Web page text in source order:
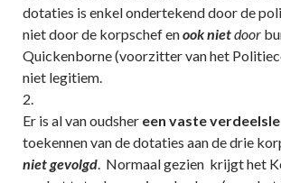
dotaties is enkel ondertekend door de
niet door de korpschef enook nietdoor
Quickenborne (voorzitter van het
niet legitiem.
2.
Er is al van oudsher een vaste
toekennen van de dotaties aan de drie
niet gevolgd. Normaal gezien krijgt het